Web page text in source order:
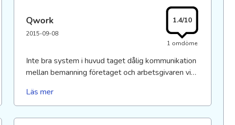
Qwork
2015-09-08
1.4/10
1 omdöme
Inte bra system i huvud taget dålig kommunikation
mellan bemanning företaget och arbetsgivaren vi
robot än en människa. Gav oss den lägsta lönen
som möjligt enligt lag. Även vid erfarenhet sedan
tidigare. Fick högre lön som vanlig butikssäljare på
Läs mer